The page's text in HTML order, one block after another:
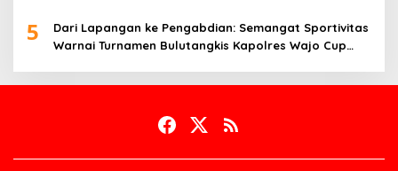
5
Dari Lapangan ke Pengabdian: Semangat Sportivitas
Warnai Turnamen Bulutangkis Kapolres Wajo Cup